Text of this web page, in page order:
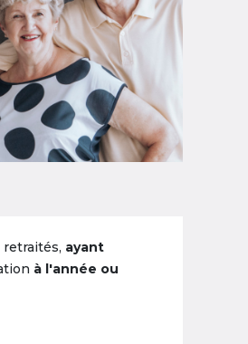
retraités, ayant
à l'année ou